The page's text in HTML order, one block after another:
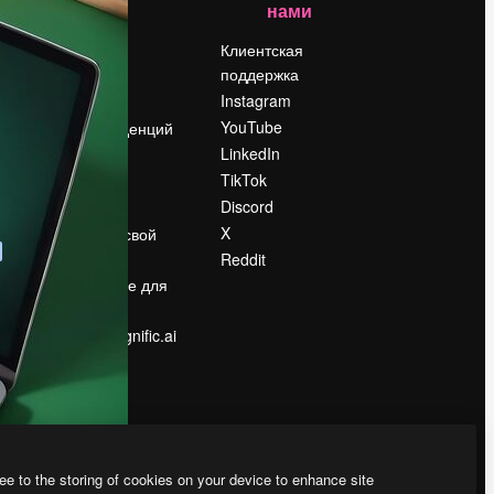
О нас
Reviews
Вакансии
Поиск тенденций
Блог
События
Slidesgo
Продайте свой
контент
Помещение для
Ищете magnific.ai
нами
Клиентская
поддержка
Instagram
YouTube
LinkedIn
TikTok
Discord
X
Reddit
to the storing of cookies on your device to enhance site